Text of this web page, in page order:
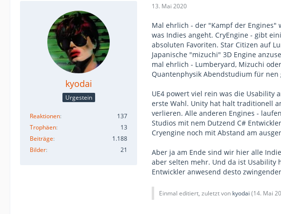
kyodai
Urgestein
Reaktionen
137
Trophäen
13
Beiträge
1.188
Bilder
21
13. Mai 2020
Mal ehrlich - der "Kampf der Engines"
was Indies angeht. CryEngine - gibt
absoluten Favoriten. Star Citizen auf
Japanische "mizuchi" 3D Engine
mal ehrlich - Lumberyard, Mizuchi
Quantenphysik Abendstudium für nen
UE4 powert viel rein was die Usability
erste Wahl. Unity hat halt traditionell
verlieren. Alle anderen Engines -
Studios mit nem Dutzend C#
Cryengine noch mit Abstand am
Aber ja am Ende sind wir hier alle
aber selten mehr. Und da ist Usability
Entwickler anwesend desto
Einmal editiert, zuletzt von kyodai (14. Mai